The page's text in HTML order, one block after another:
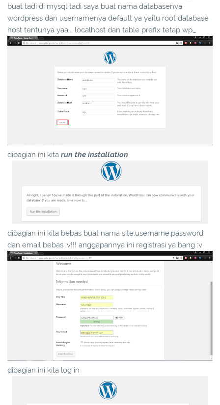
buat tadi di mysql tadi saya buat nama databasenya
wordpress dan usernamenya default ya yaitu root database
host tentunya yaa... localhost dan table prefix tetap wp_
dibagian ini kita run the installation
dibagian ini kita bebas buat nama site,username,password
dan email bebas :v!!! anggapannya ini registrasi ya bang :v
dibagian ini kita log in